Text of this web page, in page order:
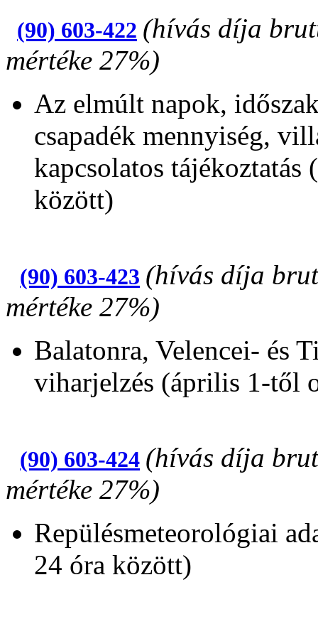
(90) 603-422 (hívás díja
mértéke 27%)
Az elmúlt napok,
csapadék mennyiség,
kapcsolatos tájékoztatás
között)
(90) 603-423 (hívás díja
mértéke 27%)
Balatonra, Velencei- és
viharjelzés (április 1-től
(90) 603-424 (hívás díja
mértéke 27%)
Repülésmeteorológiai
24 óra között)